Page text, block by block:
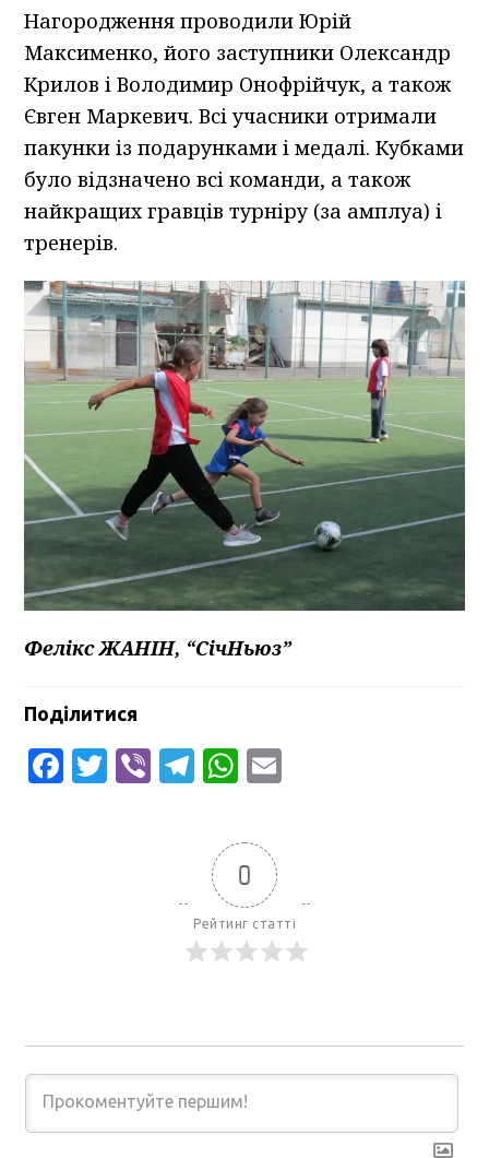
Нагородження проводили Юрій
Максименко, його заступники Олександр
Крилов і Володимир Онофрійчук, а також
Євген Маркевич. Всі учасники отримали
пакунки із подарунками і медалі. Кубками
було відзначено всі команди, а також
найкращих гравців турніру (за амплуа) і
тренерів.
Фелікс ЖАНІН, “СічНьюз”
Поділитися
Facebook
Twitter
ViberTelegram
WhatsApp
0
Рейтинг статті